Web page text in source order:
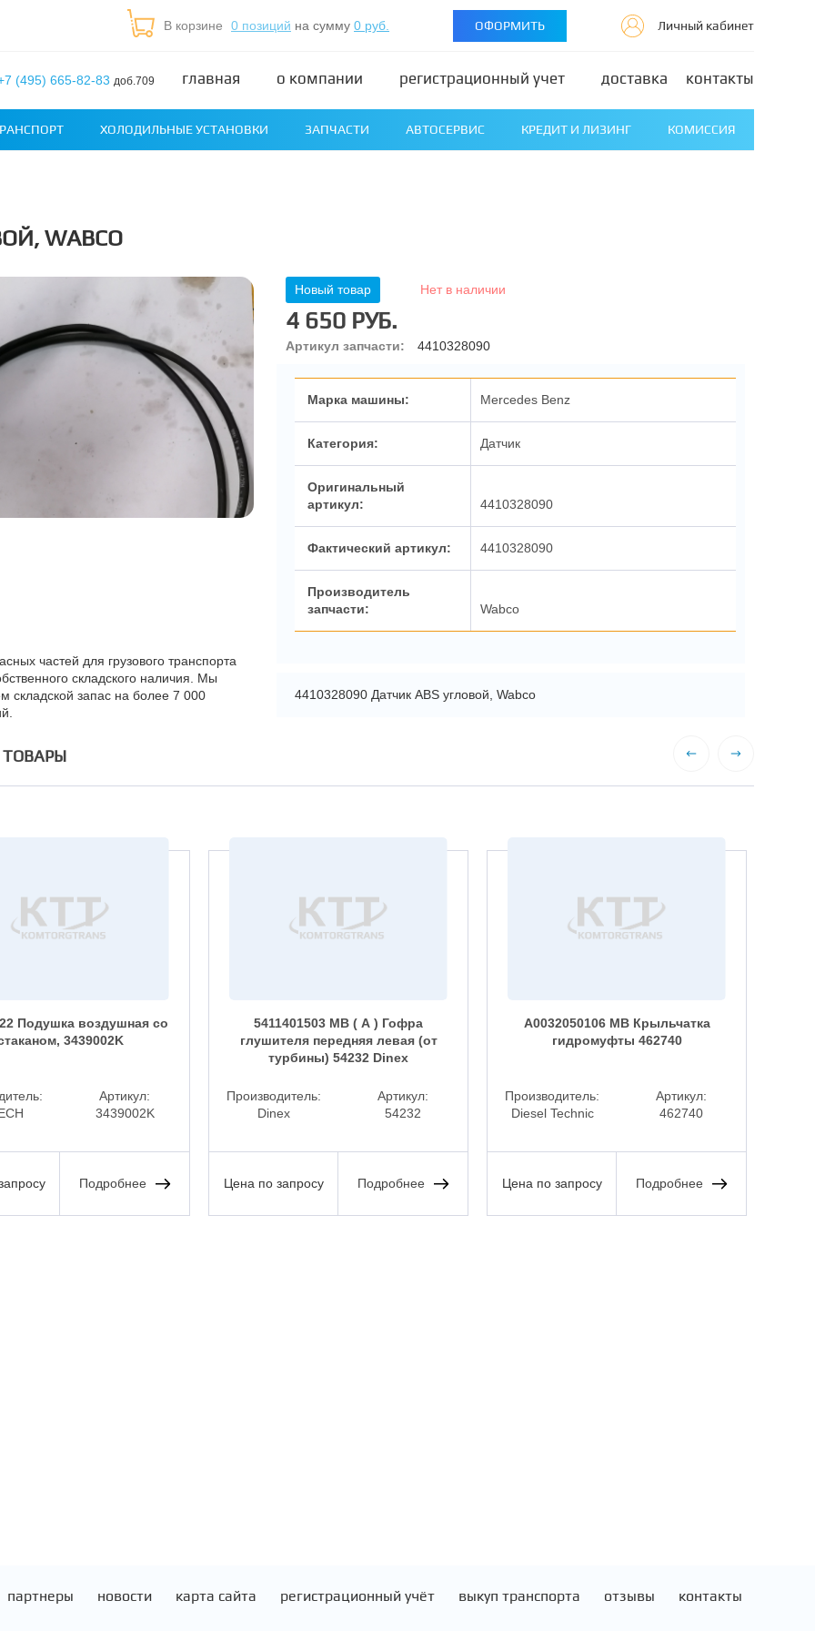
В корзине 0 позиций на сумму 0 руб. ОФОРМИТЬ Личный кабинет
(495) 665-82-83 доб.709 главная о компании регистрационный учет доставка контакты
ХОЛОДИЛЬНЫЕ УСТАНОВКИ ЗАПЧАСТИ АВТОСЕРВИС КРЕДИТ И ЛИЗИНГ КОМИССИЯ
WABCO
частей для грузового транспорта
складского наличия. Мы
складской запас на более 7 000
Новый товар Нет в наличии
4 650 РУБ.
Артикул запчасти: 4410328090
Марка машины: Mercedes Benz
Категория: Датчик
Оригинальный
артикул:
4410328090
Фактический артикул: 4410328090
Производитель
запчасти:
Wabco
4410328090 Датчик ABS угловой, Wabco
Подушка воздушная со
3439002K
Артикул:
3439002K
Подробнее
5411401503 MB ( А ) Гофра
глушителя передняя левая (от
турбины) 54232 Dinex
Производитель:
Dinex
Артикул:
54232
Цена по запросу Подробнее
A0032050106 MB Крыльчатка
гидромуфты 462740
Производитель:
Diesel Technic
Артикул:
462740
Цена по запросу Подробнее
партнеры новости карта сайта регистрационный учёт выкуп транспорта отзывы контакты